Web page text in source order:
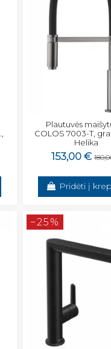
Plautuvės
COLOS 7003-T,
Helika
153,00 €
Pridėti į
−25%